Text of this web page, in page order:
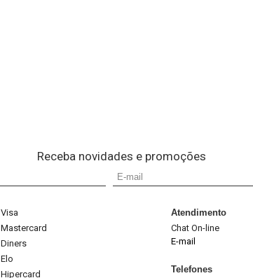
Receba novidades e promoções
Visa
Mastercard
Diners
Elo
Hipercard
Atendimento
Chat On-line
E-mail
Telefones